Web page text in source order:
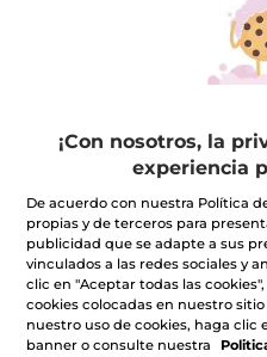
Contorno de Ojos Anti-
arrugas y Anti-bolsas
Tubo 14 ml
(739)
39,90€
¡Con nosotros, la
experiencia
De acuerdo con nuestra Política
propias y de terceros para
publicidad que se adapte a sus
vinculados a las redes sociales y
clic en "Aceptar todas las
cookies colocadas en nuestro
nuestro uso de cookies, haga clic
banner o consulte nuestra